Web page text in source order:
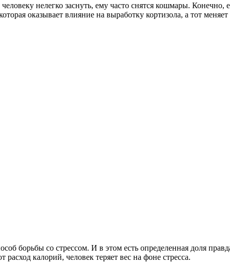
нелегко заснуть, ему часто снятся кошмары.
оказывает влияние на выработку кортизола, а тот
борьбы со стрессом. И в этом есть определенная доля
калорий, человек теряет вес на фоне стресса.